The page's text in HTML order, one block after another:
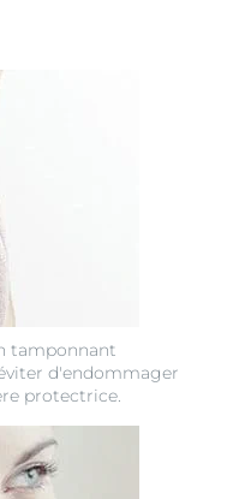
tamponnant
d'endommager
protectrice.